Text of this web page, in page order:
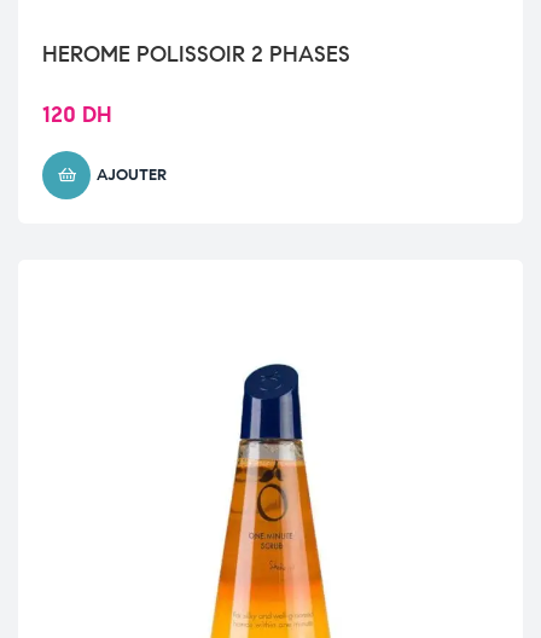
HEROME POLISSOIR 2 PHASES
120 DH
AJOUTER